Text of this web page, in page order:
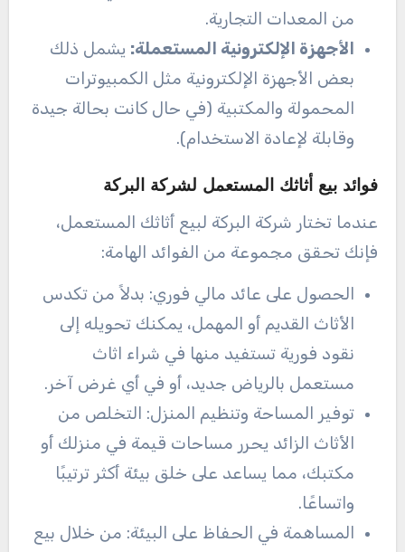
من المعدات التجارية.
الأجهزة الإلكترونية المستعملة: يشمل ذلك
بعض الأجهزة الإلكترونية مثل الكمبيوترات
المحمولة والمكتبية (في حال كانت بحالة جيدة
وقابلة لإعادة الاستخدام).
فوائد بيع أثاثك المستعمل لشركة البركة
عندما تختار شركة البركة لبيع أثاثك المستعمل،
فإنك تحقق مجموعة من الفوائد الهامة:
الحصول على عائد مالي فوري: بدلاً من تكدس
الأثاث القديم أو المهمل، يمكنك تحويله إلى
نقود فورية تستفيد منها في شراء اثاث
مستعمل بالرياض جديد، أو في أي غرض آخر.
توفير المساحة وتنظيم المنزل: التخلص من
الأثاث الزائد يحرر مساحات قيمة في منزلك أو
مكتبك، مما يساعد على خلق بيئة أكثر ترتيبًا
واتساعًا.
المساهمة في الحفاظ على البيئة: من خلال بيع